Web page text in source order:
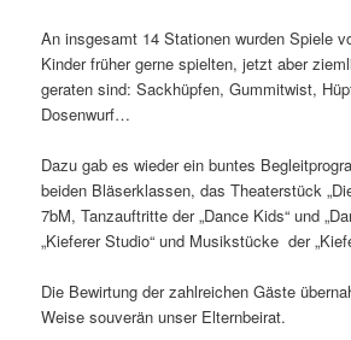
An insgesamt 14 Stationen wurden Spiele
Kinder früher gerne spielten, jetzt aber
geraten sind: Sackhüpfen, Gummitwist,
Dosenwurf…
Dazu gab es wieder ein buntes
beiden Bläserklassen, das Theaterstück
7bM, Tanzauftritte der „Dance Kids“ und
„Kieferer Studio“ und Musikstücke der
Die Bewirtung der zahlreichen Gäste
Weise souverän unser Elternbeirat.